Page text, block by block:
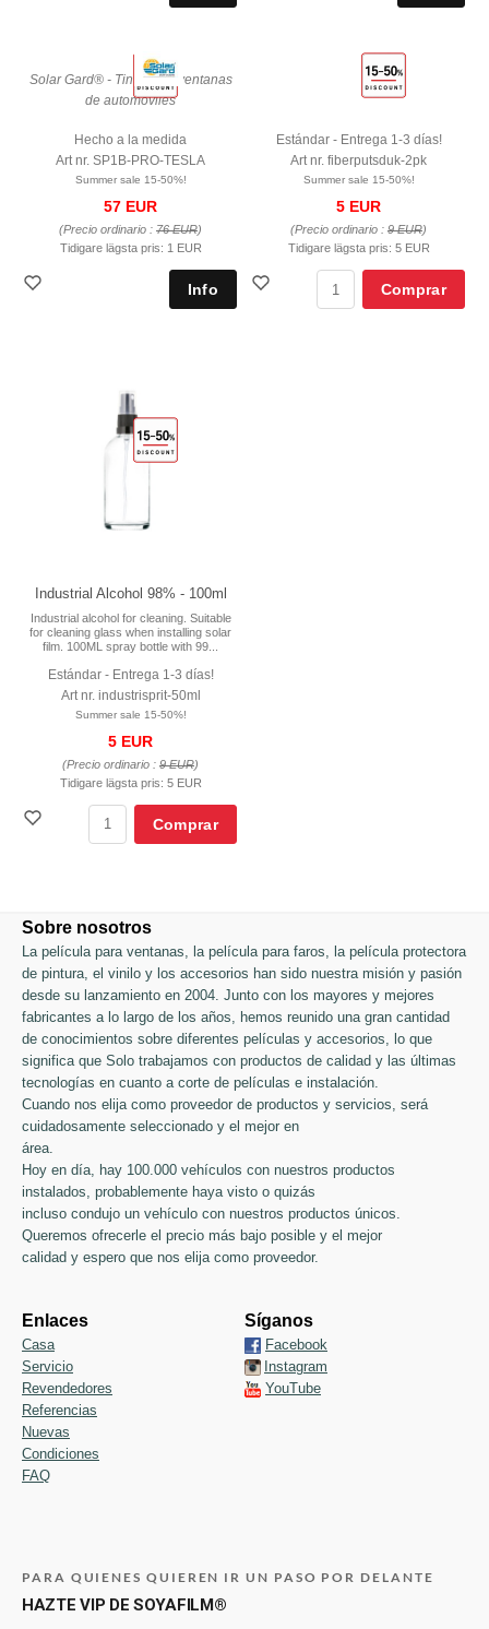
Solar Gard® - Tinte para ventanas
de automóviles
Hecho a la medida
Art nr. SP1B-PRO-TESLA
Summer sale 15-50%!
57 EUR
(Precio ordinario : 76 EUR)
Tidigare lägsta pris: 1 EUR
Estándar - Entrega 1-3 días!
Art nr. fiberputsduk-2pk
Summer sale 15-50%!
5 EUR
(Precio ordinario : 9 EUR)
Tidigare lägsta pris: 5 EUR
Comprar
Industrial Alcohol 98% - 100ml
Industrial alcohol for cleaning. Suitable
for cleaning glass when installing solar
film. 100ML spray bottle with 99...
Estándar - Entrega 1-3 días!
Art nr. industrisprit-50ml
Summer sale 15-50%!
5 EUR
(Precio ordinario : 9 EUR)
Tidigare lägsta pris: 5 EUR
Comprar
Sobre nosotros
La película para ventanas, la película para faros, la película protectora
de pintura, el vinilo y los accesorios han sido nuestra misión y pasión
desde su lanzamiento en 2004. Junto con los mayores y mejores
fabricantes a lo largo de los años, hemos reunido una gran cantidad
de conocimientos sobre diferentes películas y accesorios, lo que
significa que Solo trabajamos con productos de calidad y las últimas
tecnologías en cuanto a corte de películas e instalación.
Cuando nos elija como proveedor de productos y servicios, será
cuidadosamente seleccionado y el mejor en
área.
Hoy en día, hay 100.000 vehículos con nuestros productos
instalados, probablemente haya visto o quizás
incluso condujo un vehículo con nuestros productos únicos.
Queremos ofrecerle el precio más bajo posible y el mejor
calidad y espero que nos elija como proveedor.
Enlaces
Casa
Servicio
Revendedores
Referencias
Nuevas
Condiciones
FAQ
Síganos
Facebook
Instagram
YouTube
PARA QUIENES QUIEREN IR UN PASO POR DELANTE
HAZTE VIP DE SOYAFILM®